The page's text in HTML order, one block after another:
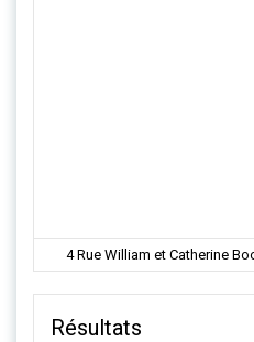
4 Rue William et Catherine
Résultats